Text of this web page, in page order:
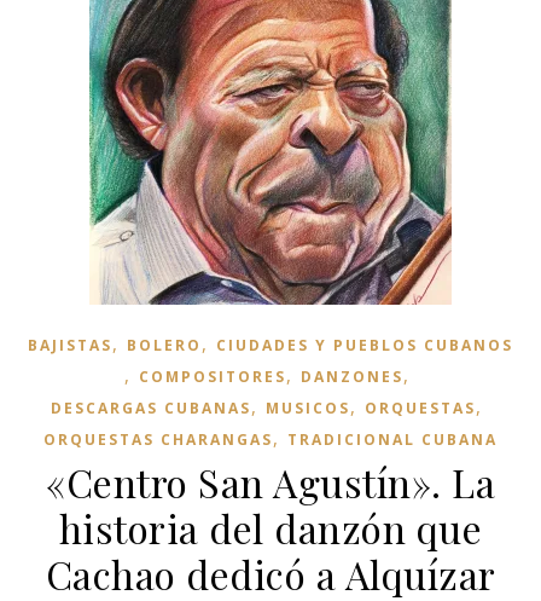
BAJISTAS, BOLERO , CIUDADES Y PUEBLOS CUBANOS
, COMPOSITORES, DANZONES,
DESCARGAS CUBANAS, MUSICOS, ORQUESTAS,
ORQUESTAS CHARANGAS, TRADICIONAL CUBANA
«Centro San Agustín». La
historia del danzón que
Cachao dedicó a Alquízar